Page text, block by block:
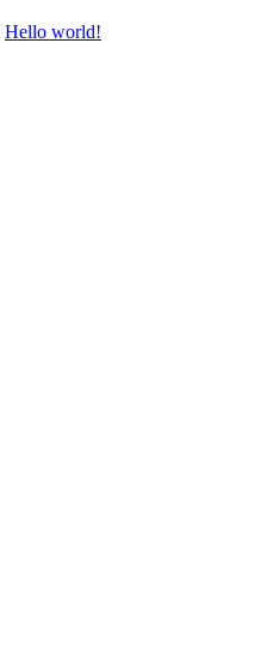
Hello world!